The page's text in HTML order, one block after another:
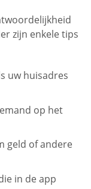
zijn enkele tips
uw huisadres
op het
geld of andere
in de app